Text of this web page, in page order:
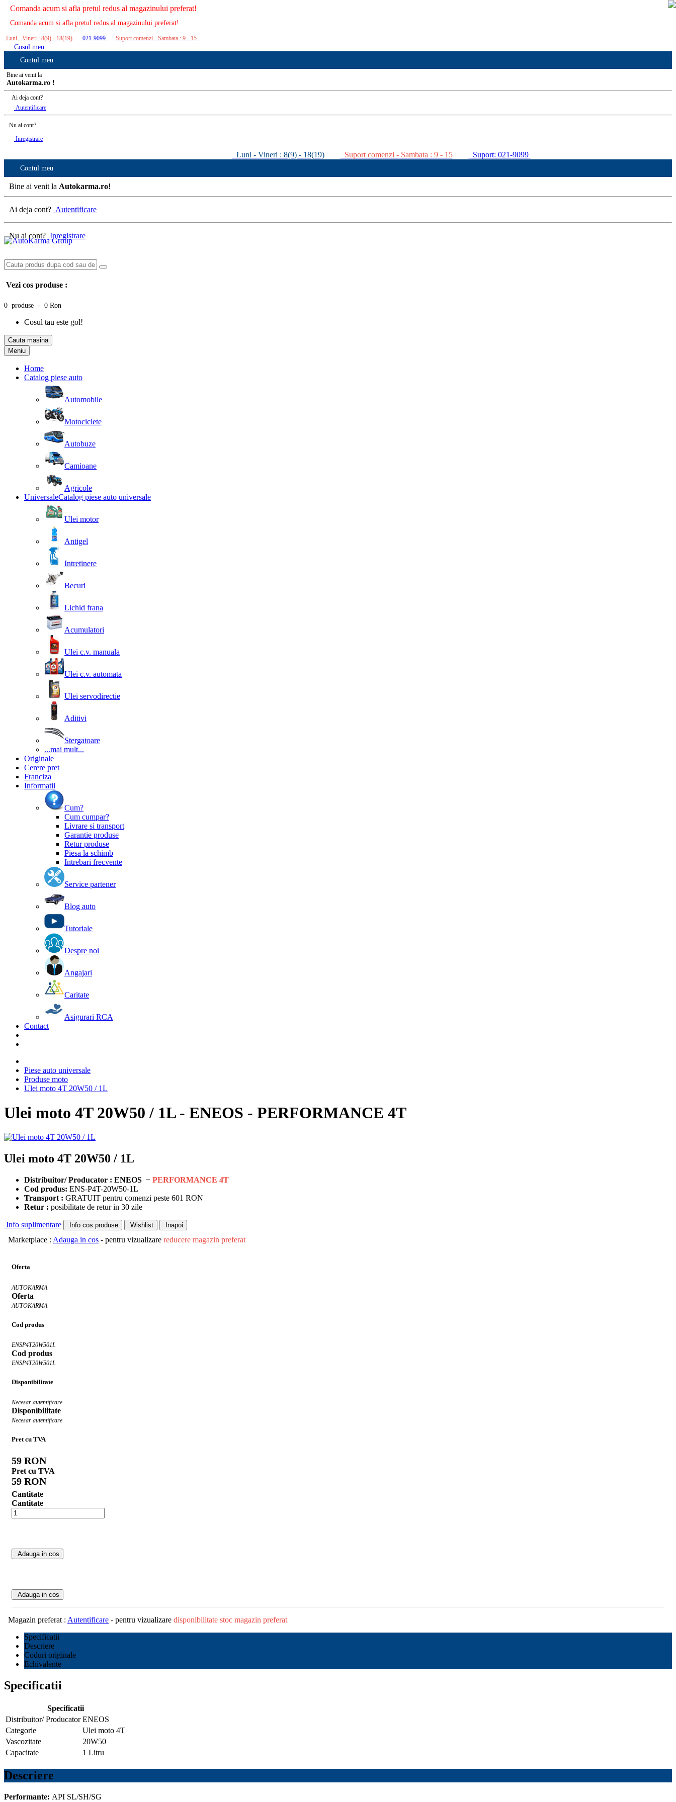
Comanda acum si afla pretul redus al magazinului preferat!
Comanda acum si afla pretul redus al magazinului preferat!
Luni - Vineri : 8(9) - 18(19) 021-9099 Suport comenzi - Sambata : 9 - 15
Cosul meu
Contul meu
Bine ai venit la
Autokarma.ro !
Ai deja cont?
Autentificare
Nu ai cont?
Inregistrare
Luni - Vineri : 8(9) - 18(19) Suport comenzi - Sambata : 9 - 15 Suport: 021-9099
Contul meu
Bine ai venit la Autokarma.ro!
Ai deja cont? Autentificare
Nu ai cont? Inregistrare
Vezi cos produse :
0 produse - 0 Ron
Cosul tau este gol!
Cauta masina
Meniu
Home
Catalog piese auto
Automobile
Motociclete
Autobuze
Camioane
Agricole
UniversaleCatalog piese auto universale
Ulei motor
Antigel
Intretinere
Becuri
Lichid frana
Acumulatori
Ulei c.v. manuala
Ulei c.v. automata
Ulei servodirectie
Aditivi
Stergatoare
...mai mult...
Originale
Cerere pret
Franciza
Informatii
Cum?
Cum cumpar?
Livrare si transport
Garantie produse
Retur produse
Piesa la schimb
Intrebari frecvente
Service partener
Blog auto
Tutoriale
Despre noi
Angajari
Caritate
Asigurari RCA
Contact
Piese auto universale
Produse moto
Ulei moto 4T 20W50 / 1L
Ulei moto 4T 20W50 / 1L - ENEOS - PERFORMANCE 4T
Ulei moto 4T 20W50 / 1L
Distribuitor/ Producator : ENEOS − PERFORMANCE 4T
Cod produs: ENS-P4T-20W50-1L
Transport : GRATUIT pentru comenzi peste 601 RON
Retur : posibilitate de retur in 30 zile
Info suplimentare Info cos produse Wishlist Inapoi
Marketplace : Adauga in cos - pentru vizualizare reducere magazin preferat
Oferta
AUTOKARMA
Oferta
AUTOKARMA
Cod produs
ENSP4T20W501L
Cod produs
ENSP4T20W501L
Disponibilitate
Necesar autentificare
Disponibilitate
Necesar autentificare
Pret cu TVA
59 RON
Pret cu TVA
59 RON
Cantitate
Cantitate
Adauga in cos
Adauga in cos
Magazin preferat : Autentificare - pentru vizualizare disponibilitate stoc magazin preferat
Specificatii
Descriere
Coduri originale
Echivalente
Specificatii
Specificatii
Distribuitor/ Producator ENEOS
Categorie
Ulei moto 4T
Vascozitate
20W50
Capacitate
1 Litru
Descriere
Performante: API SL/SH/SG